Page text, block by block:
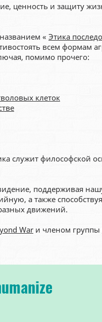
ценность и защиту
« Этика
всем формам
помимо прочего:
клеток
служит философской
поддерживая
а также
движений.
War и членом группы